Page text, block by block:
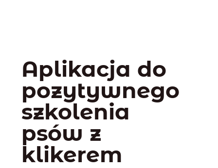
Aplikacja do
pozytywnego
szkolenia
psów z
klikerem